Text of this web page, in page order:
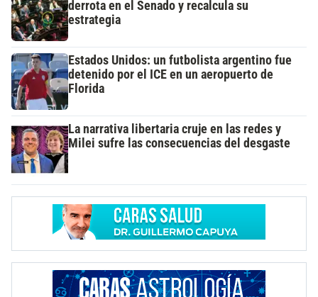
derrota en el Senado y recalcula su
estrategia
Estados Unidos: un futbolista argentino fue
detenido por el ICE en un aeropuerto de
Florida
La narrativa libertaria cruje en las redes y
Milei sufre las consecuencias del desgaste